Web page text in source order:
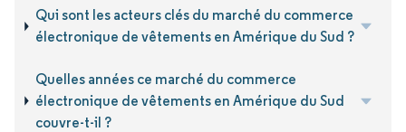
Qui sont les acteurs clés du marché du commerce
électronique de vêtements en Amérique du Sud ?
Quelles années ce marché du commerce
électronique de vêtements en Amérique du Sud
couvre-t-il ?